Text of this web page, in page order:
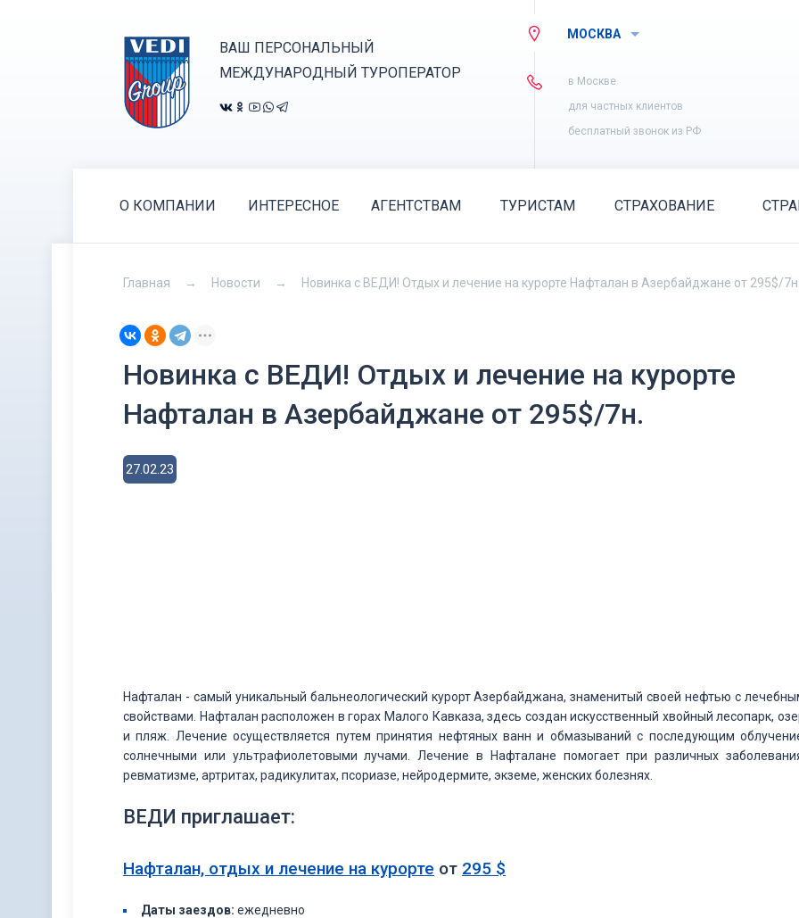
ВАШ ПЕРСОНАЛЬНЫЙ
МЕЖДУНАРОДНЫЙ ТУРОПЕРАТОР
МОСКВА
в Москве
для частных клиентов
бесплатный звонок из РФ
О КОМПАНИИ ИНТЕРЕСНОЕ АГЕНТСТВАМ ТУРИСТАМ СТРАХОВАНИЕ
Главная Новости Новинка с ВЕДИ! Отдых и лечение на курорте Нафталан в Азербайджане от 295$/
Новинка с ВЕДИ! Отдых и лечение на курорте
Нафталан в Азербайджане от 295$/7н.
27.02.23
Нафталан - самый уникальный бальнеологический курорт Азербайджана, знаменитый своей нефтью с
свойствами. Нафталан расположен в горах Малого Кавказа, здесь создан искусственный хвойный лесопарк,
и пляж. Лечение осуществляется путем принятия нефтяных ванн и обмазываний с последующим
солнечными или ультрафиолетовыми лучами. Лечение в Нафталане помогает при различных
ревматизме, артритах, радикулитах, псориазе, нейродермите, экземе, женских болезнях.
ВЕДИ приглашает:
Нафталан, отдых и лечение на курорте от 295 $
Даты заездов: ежедневно